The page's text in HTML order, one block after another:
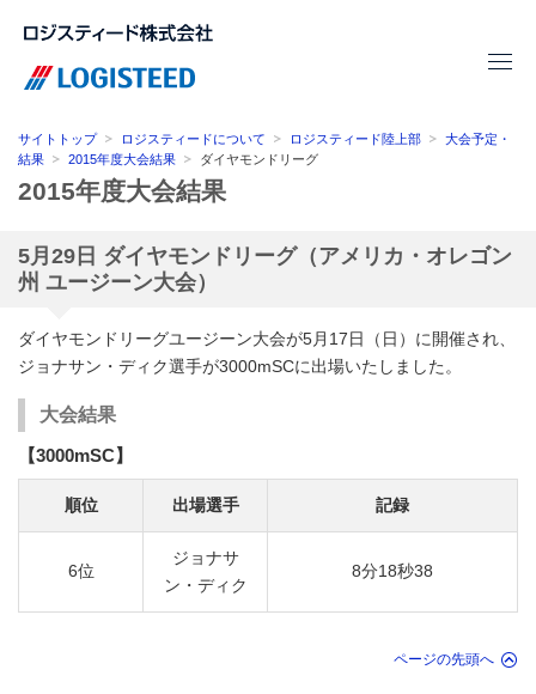
サイトトップ ロジスティードについて ロジスティード陸上部
大会予定・
結果
2015年度大会結果 ダイヤモンドリーグ
2015年度大会結果
5月29日 ダイヤモンドリーグ（アメリカ・オレゴン
州 ユージーン大会）
ダイヤモンドリーグユージーン大会が5月17日（日）に開催され、
ジョナサン・ディク選手が3000mSCに出場いたしました。
大会結果
【3000mSC】
順位 出場選手 記録
6位
ジョナサ
ン・ディク
8分18秒38
ページの先頭へ